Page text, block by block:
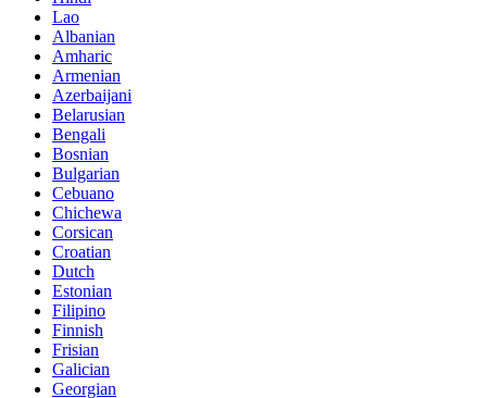
Lao
Albanian
Amharic
Armenian
Azerbaijani
Belarusian
Bengali
Bosnian
Bulgarian
Cebuano
Chichewa
Corsican
Croatian
Dutch
Estonian
Filipino
Finnish
Frisian
Galician
Georgian